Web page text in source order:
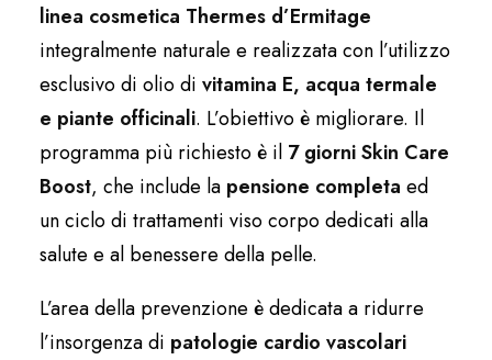
linea cosmetica Thermes d’Ermitage
integralmente naturale e realizzata con l’utilizzo
esclusivo di olio di vitamina E, acqua termale
e piante officinali. L’obiettivo è migliorare. Il
programma più richiesto è il 7 giorni Skin Care
Boost, che include la pensione completa ed
un ciclo di trattamenti viso corpo dedicati alla
salute e al benessere della pelle.
L’area della prevenzione è dedicata a ridurre
l’insorgenza di patologie cardio vascolari